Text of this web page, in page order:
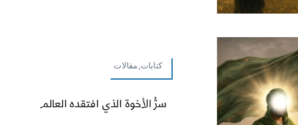
كتابات,مقالات
سرُّ الأخوة الذي افتقده العالم